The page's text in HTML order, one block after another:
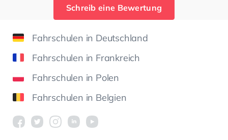
Schreib eine Bewertung
Fahrschulen in Deutschland
Fahrschulen in Frankreich
Fahrschulen in Polen
Fahrschulen in Belgien